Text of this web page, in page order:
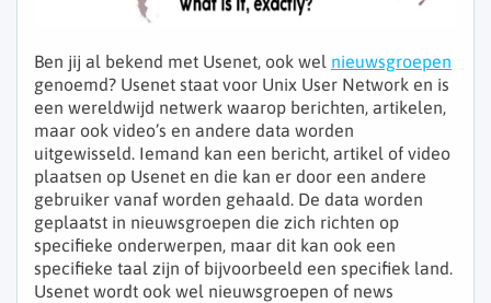
Ben jij al bekend met Usenet, ook wel nieuwsgroepen
genoemd? Usenet staat voor Unix User Network en is
een wereldwijd netwerk waarop berichten, artikelen,
maar ook video’s en andere data worden
uitgewisseld. Iemand kan een bericht, artikel of video
plaatsen op Usenet en die kan er door een andere
gebruiker vanaf worden gehaald. De data worden
geplaatst in nieuwsgroepen die zich richten op
specifieke onderwerpen, maar dit kan ook een
specifieke taal zijn of bijvoorbeeld een specifiek land.
Usenet wordt ook wel nieuwsgroepen of news